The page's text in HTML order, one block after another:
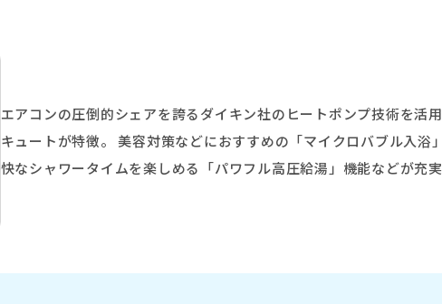
エアコンの圧倒的シェアを誇るダイキン社のヒートポンプ技術を活
キュートが特徴。 美容対策などにおすすめの「マイクロバブル入浴
快なシャワータイムを楽しめる「パワフル高圧給湯」機能などが充実